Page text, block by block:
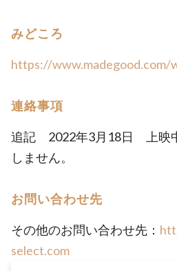
みどころ
https://www.madegood.com/
連絡事項
追記 2022年3月18日 上映
しません。
お問い合わせ先
その他のお問い合わせ先：
select.com